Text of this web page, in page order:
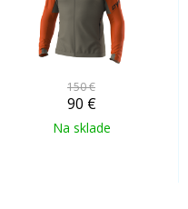
150 €
90 €
Na sklade